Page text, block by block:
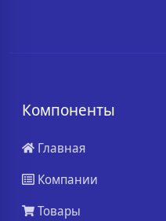
Компоненты
Главная
Компании
Товары